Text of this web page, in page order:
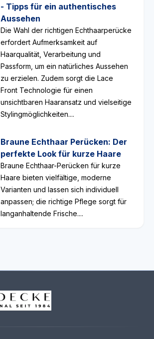
- Tipps für ein authentisches
Aussehen
Die Wahl der richtigen Echthaarperücke
erfordert Aufmerksamkeit auf
Haarqualität, Verarbeitung und
Passform, um ein natürliches Aussehen
zu erzielen. Zudem sorgt die Lace
Front Technologie für einen
unsichtbaren Haaransatz und vielseitige
Stylingmöglichkeiten....
Braune Echthaar Perücken: Der
perfekte Look für kurze Haare
Braune Echthaar-Perücken für kurze
Haare bieten vielfältige, moderne
Varianten und lassen sich individuell
anpassen; die richtige Pflege sorgt für
langanhaltende Frische....